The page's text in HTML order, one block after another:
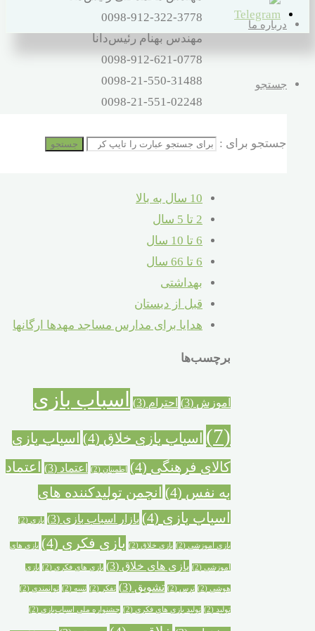
درباره ما
جستجو
جستجو برای : جستجو
0098-912-322-3778
مهندس بهنام رئیس‌دانا
0098-912-621-0778
0098-21-550-31488
0098-21-551-02248
تهران – اتوبان بهشت‌زهرا – صالح‌آباد
10 سال به بالا
2 تا 5 سال
6 تا 10 سال
6 تا 66 سال
بهداشتی
قبل از دبستان
هدایا برای مدارس مساجد مهدها ارگانها
برچسب‌ها
آموزش (3) احترام (3)
اسباب بازی
(7)
اسباب بازی خلاق (4)
اسباب بازی
کالای فرهنگی (4) اطمینان (2) اعتماد (3)
اعتماد
به نفس (4)
انجمن تولیدکننده های
اسباب بازی (4) بازار اسباب بازی (3) بازی (2)
بازی آموزشی (2) بازی خلاق (2) بازی فکری (4) بازی های
آموزشی (2) بازی های خلاق (3) بازی های فکری (2) بازی
هوشی (2) ترس (2) تشویق (3) تفکر (2) تنبیه (2) توانمندی (2)
تولید (2) تولید بازی های فکری (2) جشنواره ملی اسباب‌بازی (2)